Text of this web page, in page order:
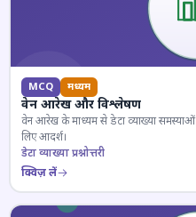
MCQ मध्यम
वेन आरेख और विश्लेषण
वेन आरेख के माध्यम से डेटा व्याख्या समस्याओं
लिए आदर्श।
डेटा व्याख्या प्रश्नोत्तरी
क्विज़ लें